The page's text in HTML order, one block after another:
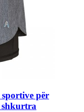
për
shkurtra